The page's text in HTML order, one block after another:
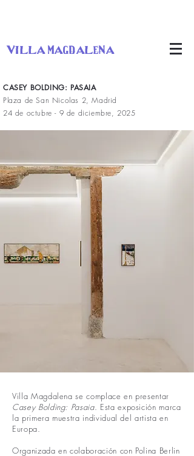
villa magdalena
CASEY BOLDING: PASAIA
Plaza de San Nicolas 2, Madrid
24 de octubre - 9 de diciembre, 2025
Villa Magdalena se complace en presentar
Casey Bolding: Pasaia. Esta exposición marca
la primera muestra individual del artista en
Europa.
Organizada en colaboración con Polina Berlin